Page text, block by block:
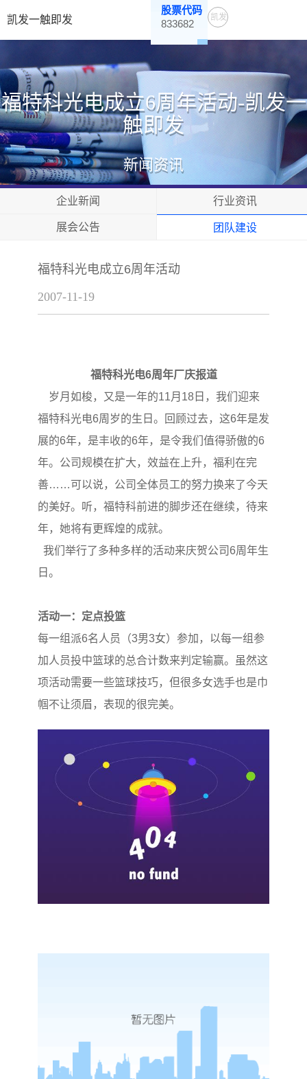
凯发一触即发
股票代码
833682
凯发
福特科光电成立6周年活动-凯发一
触即发
新闻资讯
企业新闻 行业资讯
展会公告 团队建设
福特科光电成立6周年活动
2007-11-19
福特科光电6周年厂庆报道
岁月如梭，又是一年的11月18日，我们迎来
福特科光电6周岁的生日。回顾过去，这6年是发
展的6年，是丰收的6年，是令我们值得骄傲的6
年。公司规模在扩大，效益在上升，福利在完
善……可以说，公司全体员工的努力换来了今天
的美好。听，福特科前进的脚步还在继续，待来
年，她将有更辉煌的成就。
我们举行了多种多样的活动来庆贺公司6周年生
日。
活动一：定点投篮
每一组派6名人员（3男3女）参加，以每一组参
加人员投中篮球的总合计数来判定输赢。虽然这
项活动需要一些篮球技巧，但很多女选手也是巾
帼不让须眉，表现的很完美。